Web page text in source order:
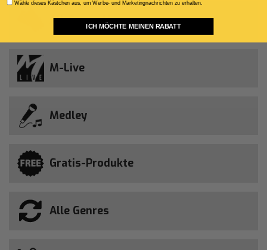
All-Song-Abonnement
M-Live
Medley
Gratis-Produkte
Alle Genres
Consenso Marketing
Wähle dieses Kästchen aus, um Werbe- und Marketingnachrichten zu erhalten.
ICH MÖCHTE MEINEN RABATT